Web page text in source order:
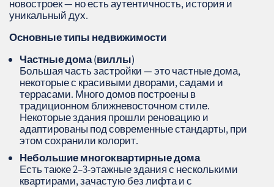
новостроек — но есть аутентичность, история и
уникальный дух.
Основные типы недвижимости
Частные дома (виллы)
Большая часть застройки — это частные дома,
некоторые с красивыми дворами, садами и
террасами. Много домов построены в
традиционном ближневосточном стиле.
Некоторые здания прошли реновацию и
адаптированы под современные стандарты, при
этом сохранили колорит.
Небольшие многоквартирные дома
Есть также 2–3-этажные здания с несколькими
квартирами, зачастую без лифта и с